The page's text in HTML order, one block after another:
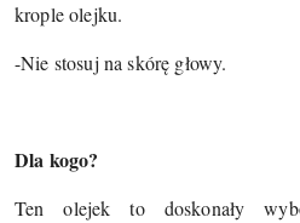
krople olejku.
-Nie stosuj na skórę głowy.
Dla kogo?
Ten olejek to doskonały